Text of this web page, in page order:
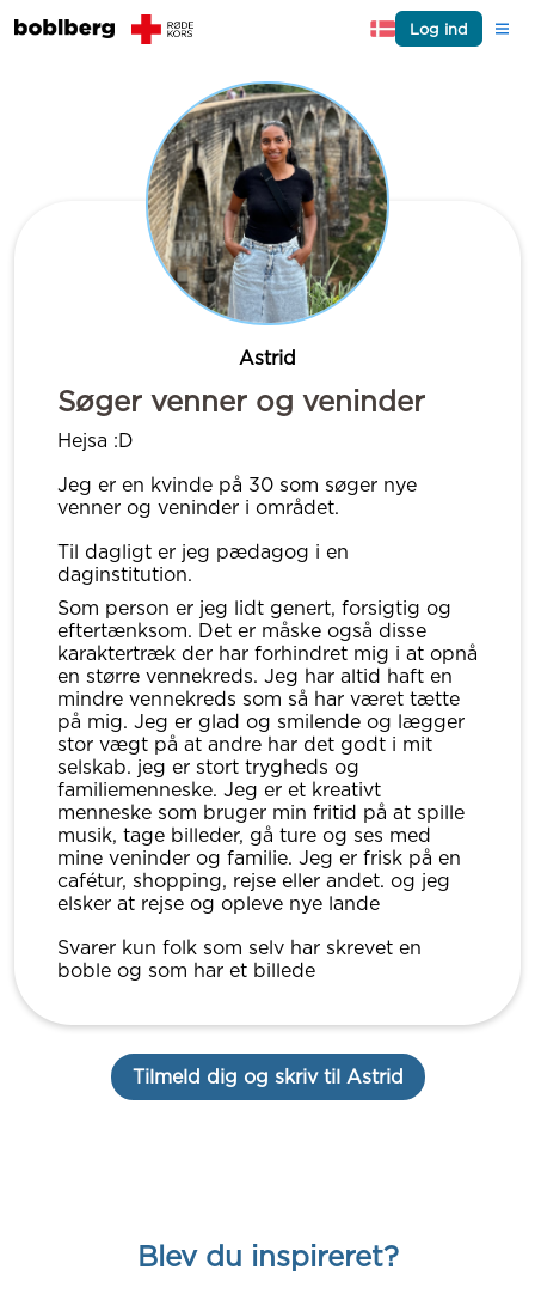
Log ind
Astrid
Søger venner og veninder
Hejsa :D
Jeg er en kvinde på 30 som søger nye
venner og veninder i området.
Til dagligt er jeg pædagog i en
daginstitution.
Som person er jeg lidt genert, forsigtig og
eftertænksom. Det er måske også disse
karaktertræk der har forhindret mig i at opnå
en større vennekreds. Jeg har altid haft en
mindre vennekreds som så har været tætte
på mig. Jeg er glad og smilende og lægger
stor vægt på at andre har det godt i mit
selskab. jeg er stort trygheds og
familiemenneske. Jeg er et kreativt
menneske som bruger min fritid på at spille
musik, tage billeder, gå ture og ses med
mine veninder og familie. Jeg er frisk på en
cafétur, shopping, rejse eller andet. og jeg
elsker at rejse og opleve nye lande
Svarer kun folk som selv har skrevet en
boble og som har et billede
Tilmeld dig og skriv til Astrid
Blev du inspireret?